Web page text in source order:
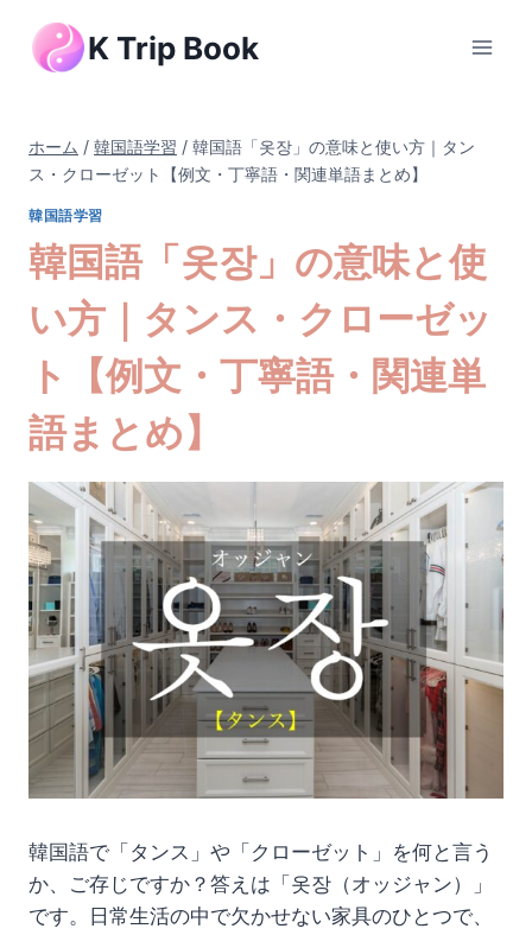
K Trip Book
ホーム / 韓国語学習 / 韓国語「옷장」の意味と使い方｜タン
ス・クローゼット【例文・丁寧語・関連単語まとめ】
韓国語学習
韓国語「옷장」の意味と使
い方｜タンス・クローゼッ
ト【例文・丁寧語・関連単
語まとめ】
韓国語で「タンス」や「クローゼット」を何と言う
か、ご存じですか？答えは「옷장（オッジャン）」
です。日常生活の中で欠かせない家具のひとつで、